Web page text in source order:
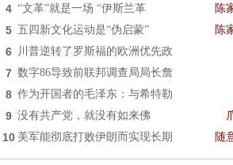
4 “文革”就是一场 “伊斯兰革 陈
5 五四新文化运动是“伪启蒙” 陈
6 川普逆转了罗斯福的欧洲优先政
7 数字86导致前联邦调查局局长詹
8 作为开国者的毛泽东：与希特勒
9 没有共产党，就没有如来佛
10 美军能彻底打败伊朗而实现长期 随